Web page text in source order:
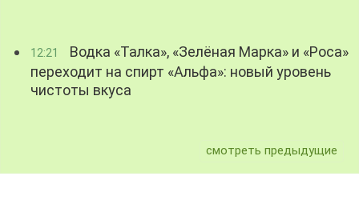
12:21
Водка «Талка», «Зелёная Марка» и «Роса»
переходит на спирт «Альфа»: новый уровень
чистоты вкуса
смотреть предыдущие